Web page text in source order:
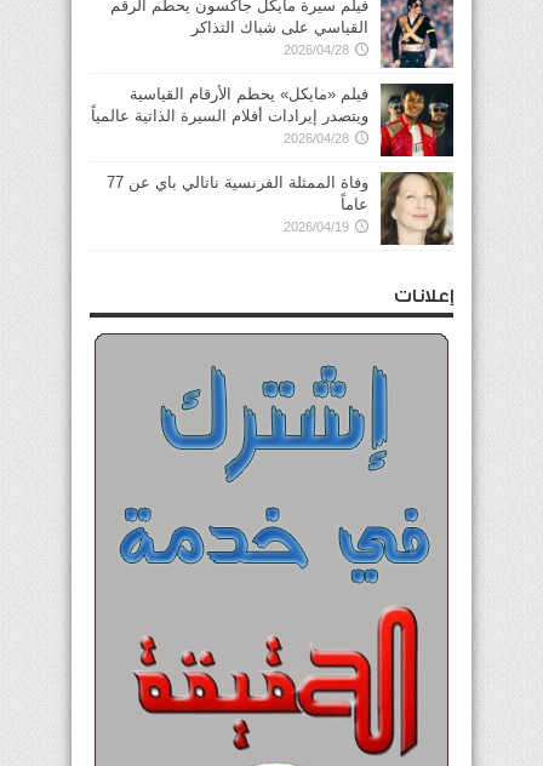
فيلم سيرة مايكل جاكسون يحطم الرقم
القياسي على شباك التذاكر
2026/04/28
فيلم «مايكل» يحطم الأرقام القياسية
ويتصدر إيرادات أفلام السيرة الذاتية عالمياً
2026/04/28
وفاة الممثلة الفرنسية ناتالي باي عن 77
عاماً
2026/04/19
إعلانات